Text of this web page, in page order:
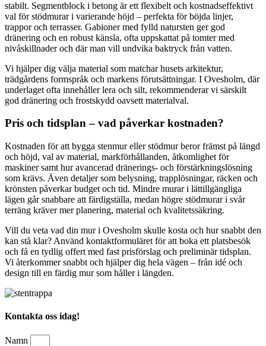
stabilt. Segmentblock i betong är ett flexibelt och kostnadseffektivt
val för stödmurar i varierande höjd – perfekta för böjda linjer,
trappor och terrasser. Gabioner med fylld natursten ger god
dränering och en robust känsla, ofta uppskattat på tomter med
nivåskillnader och där man vill undvika baktryck från vatten.
Vi hjälper dig välja material som matchar husets arkitektur,
trädgårdens formspråk och markens förutsättningar. I Ovesholm, där
underlaget ofta innehåller lera och silt, rekommenderar vi särskilt
god dränering och frostskydd oavsett materialval.
Pris och tidsplan – vad påverkar kostnaden?
Kostnaden för att bygga stenmur eller stödmur beror främst på längd
och höjd, val av material, markförhållanden, åtkomlighet för
maskiner samt hur avancerad dränerings- och förstärkningslösning
som krävs. Även detaljer som belysning, trapplösningar, räcken och
krönsten påverkar budget och tid. Mindre murar i lättillgängliga
lägen går snabbare att färdigställa, medan högre stödmurar i svår
terräng kräver mer planering, material och kvalitetssäkring.
Vill du veta vad din mur i Ovesholm skulle kosta och hur snabbt den
kan stå klar? Använd kontaktformuläret för att boka ett platsbesök
och få en tydlig offert med fast prisförslag och preliminär tidsplan.
Vi återkommer snabbt och hjälper dig hela vägen – från idé och
design till en färdig mur som håller i längden.
Kontakta oss idag!
Namn